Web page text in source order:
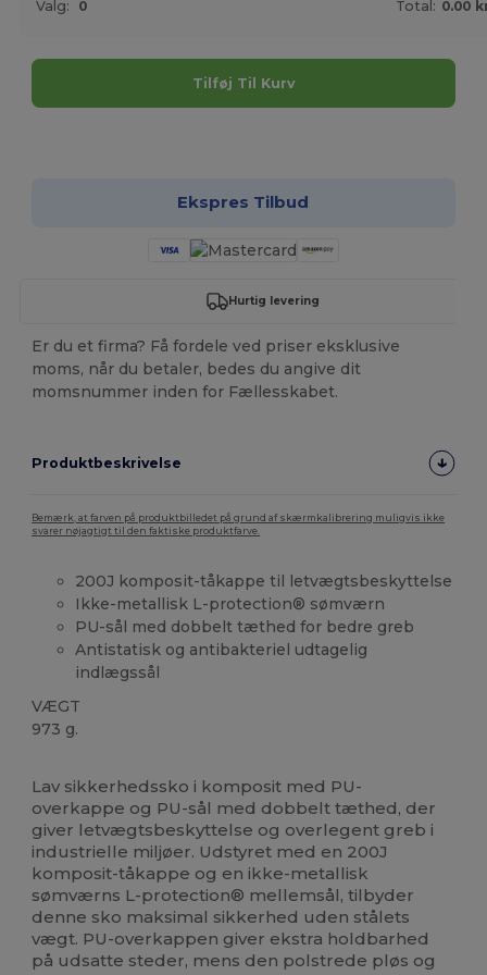
Valg: 0 Total: 0.00
Tilføj Til Kurv
Ekspres Tilbud
Hurtig levering
Er du et firma? Få fordele ved priser eksklusive
moms, når du betaler, bedes du angive dit
momsnummer inden for Fællesskabet.
Produktbeskrivelse
Bemærk, at farven på produktbilledet på grund af skærmkalibrering muligvis ikke
svarer nøjagtigt til den faktiske produktfarve.
200J komposit-tåkappe til letvægtsbeskyttelse
Ikke-metallisk L-protection® sømværn
PU-sål med dobbelt tæthed for bedre greb
Antistatisk og antibakteriel udtagelig
indlægssål
VÆGT
973 g.
Lav sikkerhedssko i komposit med PU-
overkappe og PU-sål med dobbelt tæthed, der
giver letvægtsbeskyttelse og overlegent greb i
industrielle miljøer. Udstyret med en 200J
komposit-tåkappe og en ikke-metallisk
sømværns L-protection® mellemsål, tilbyder
denne sko maksimal sikkerhed uden stålets
vægt. PU-overkappen giver ekstra holdbarhed
på udsatte steder, mens den polstrede pløs og